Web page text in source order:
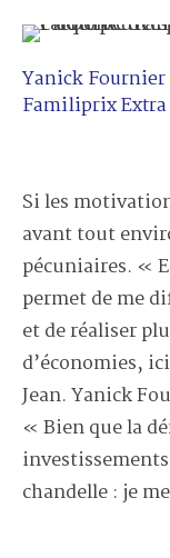
Yanick
Familiprix
Si les
avant tout
pécuniaires. «
permet de me
et de réaliser
d’économies,
Jean. Yanick
« Bien que la
chandelle : je